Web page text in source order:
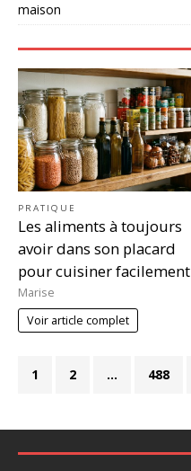
maison
PRATIQUE
Les aliments à toujours
avoir dans son placard
pour cuisiner facilement
Marise
Voir article complet
1 2 … 488